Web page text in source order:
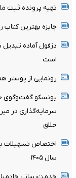
تهیه پرونده ثبت
جایزه بهترین کتاب
است
رونمایی از پوستر
یونسکو گفت‌وگوی
سرمایه‌گذاری در
خلاق
سال ۱۴۰۵